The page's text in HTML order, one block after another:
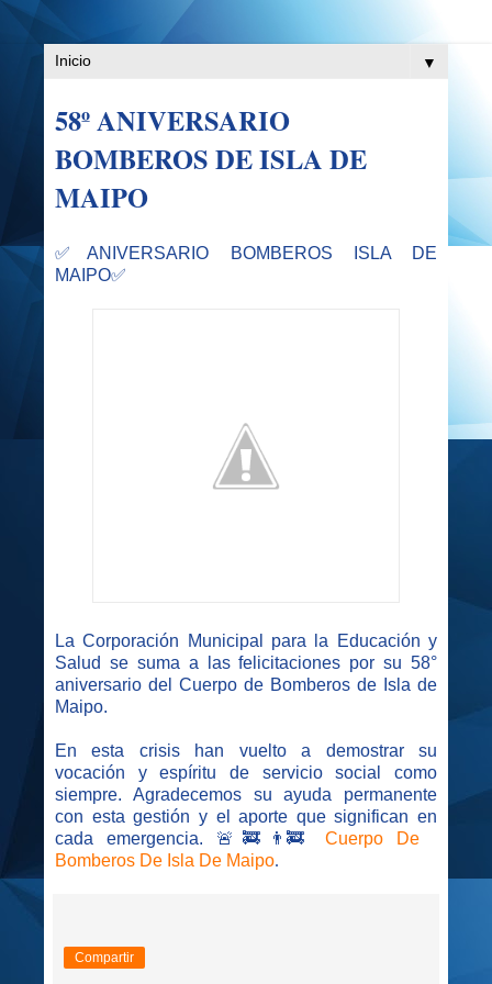
▼
58º ANIVERSARIO
BOMBEROS DE ISLA DE
MAIPO
✅ANIVERSARIO BOMBEROS ISLA DE
MAIPO✅
La Corporación Municipal para la Educación y
Salud se suma a las felicitaciones por su 58°
aniversario del Cuerpo de Bomberos de Isla de
Maipo.
En esta crisis han vuelto a demostrar su
vocación y espíritu de servicio social como
siempre. Agradecemos su ayuda permanente
con esta gestión y el aporte que significan en
cada emergencia. 🚨🚒👨‍🚒Cuerpo De
Bomberos De Isla De Maipo.
Compartir